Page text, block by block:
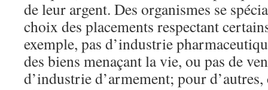
de leur argent. Des organismes se
choix des placements respectant
exemple, pas d’industrie
des biens menaçant la vie, ou pas de
d’industrie d’armement; pour d’autres,